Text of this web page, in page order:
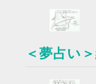
＜夢占い